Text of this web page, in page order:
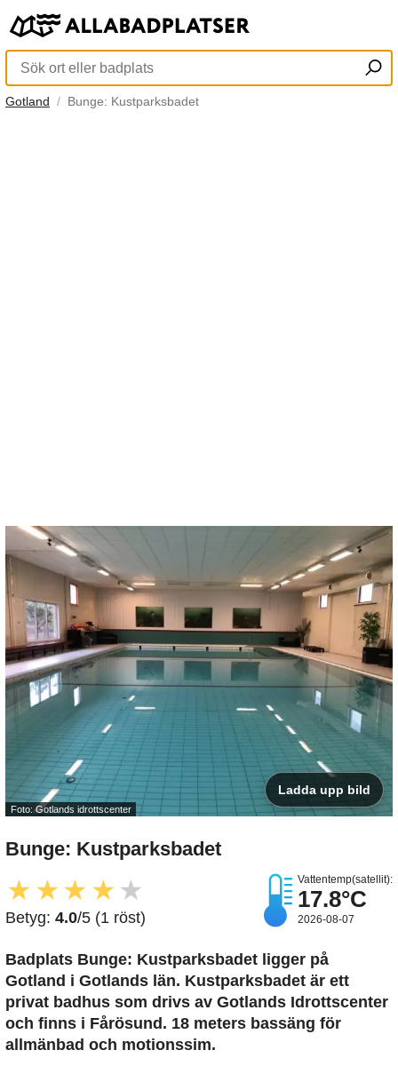
Gotland Bunge: Kustparksbadet
Foto: Gotlands idrottscenter
Ladda upp bild
Bunge: Kustparksbadet
★ ★★ ★ ★
Betyg: 4.0/5 (1 röst)
Vattentemp(satellit):
17.8°C
2026-08-07
Badplats Bunge: Kustparksbadet ligger på
Gotland i Gotlands län. Kustparksbadet är ett
privat badhus som drivs av Gotlands Idrottscenter
och finns i Fårösund. 18 meters bassäng för
allmänbad och motionssim.